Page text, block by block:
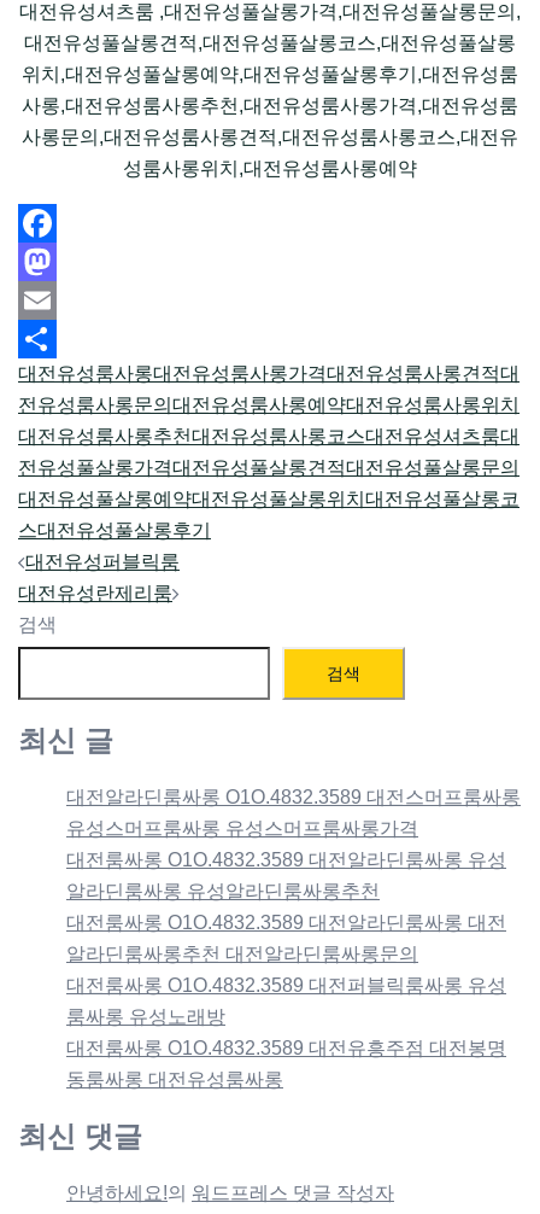
대전유성셔츠룸 ,대전유성풀살롱가격,대전유성풀살롱문의,
대전유성풀살롱견적,대전유성풀살롱코스,대전유성풀살롱
위치,대전유성풀살롱예약,대전유성풀살롱후기,대전유성룸
사롱,대전유성룸사롱추천,대전유성룸사롱가격,대전유성룸
사롱문의,대전유성룸사롱견적,대전유성룸사롱코스,대전유
성룸사롱위치,대전유성룸사롱예약
Facebook
Mastodon
Email
Share
대전유성룸사롱대전유성룸사롱가격대전유성룸사롱견적대
전유성룸사롱문의 대전유성룸사롱예약대전유성룸사롱위치
대전유성룸사롱추천대전유성룸사롱코스대전유성셔츠룸대
전유성풀살롱가격대전유성풀살롱견적대전유성풀살롱문의
대전유성풀살롱예약대전유성풀살롱위치 대전유성풀살롱코
스대전유성풀살롱후기
Post
navigation
대전유성퍼블릭룸
대전유성란제리룸
검색
검색
최신 글
대전알라딘룸싸롱 O1O.4832.3589 대전스머프룸싸롱
유성스머프룸싸롱 유성스머프룸싸롱가격
대전룸싸롱 O1O.4832.3589 대전알라딘룸싸롱 유성
알라딘룸싸롱 유성알라딘룸싸롱추천
대전룸싸롱 O1O.4832.3589 대전알라딘룸싸롱 대전
알라딘룸싸롱추천 대전알라딘룸싸롱문의
대전룸싸롱 O1O.4832.3589 대전퍼블릭룸싸롱 유성
룸싸롱 유성노래방
대전룸싸롱 O1O.4832.3589 대전유흥주점 대전봉명
동룸싸롱 대전유성룸싸롱
최신 댓글
안녕하세요!의 워드프레스 댓글 작성자